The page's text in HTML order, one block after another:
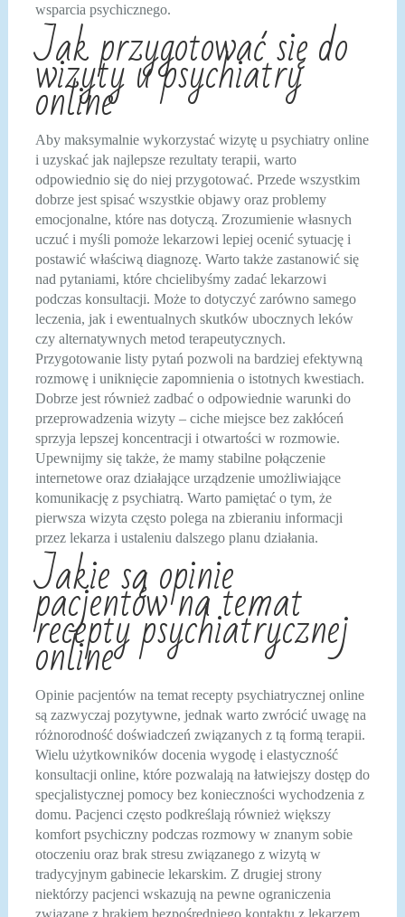
wsparcia psychicznego.
Jak przygotować się do
wizyty u psychiatry
online
Aby maksymalnie wykorzystać wizytę u psychiatry online
i uzyskać jak najlepsze rezultaty terapii, warto
odpowiednio się do niej przygotować. Przede wszystkim
dobrze jest spisać wszystkie objawy oraz problemy
emocjonalne, które nas dotyczą. Zrozumienie własnych
uczuć i myśli pomoże lekarzowi lepiej ocenić sytuację i
postawić właściwą diagnozę. Warto także zastanowić się
nad pytaniami, które chcielibyśmy zadać lekarzowi
podczas konsultacji. Może to dotyczyć zarówno samego
leczenia, jak i ewentualnych skutków ubocznych leków
czy alternatywnych metod terapeutycznych.
Przygotowanie listy pytań pozwoli na bardziej efektywną
rozmowę i uniknięcie zapomnienia o istotnych kwestiach.
Dobrze jest również zadbać o odpowiednie warunki do
przeprowadzenia wizyty – ciche miejsce bez zakłóceń
sprzyja lepszej koncentracji i otwartości w rozmowie.
Upewnijmy się także, że mamy stabilne połączenie
internetowe oraz działające urządzenie umożliwiające
komunikację z psychiatrą. Warto pamiętać o tym, że
pierwsza wizyta często polega na zbieraniu informacji
przez lekarza i ustaleniu dalszego planu działania.
Jakie są opinie
pacjentów na temat
recepty psychiatrycznej
online
Opinie pacjentów na temat recepty psychiatrycznej online
są zazwyczaj pozytywne, jednak warto zwrócić uwagę na
różnorodność doświadczeń związanych z tą formą terapii.
Wielu użytkowników docenia wygodę i elastyczność
konsultacji online, które pozwalają na łatwiejszy dostęp do
specjalistycznej pomocy bez konieczności wychodzenia z
domu. Pacjenci często podkreślają również większy
komfort psychiczny podczas rozmowy w znanym sobie
otoczeniu oraz brak stresu związanego z wizytą w
tradycyjnym gabinecie lekarskim. Z drugiej strony
niektórzy pacjenci wskazują na pewne ograniczenia
związane z brakiem bezpośredniego kontaktu z lekarzem